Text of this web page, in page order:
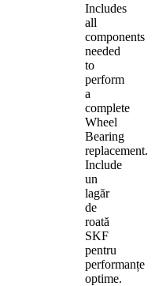
Includes
all
components
needed
to
perform
a
complete
Wheel
Bearing
replacement.
Include
un
lagăr
de
roată
SKF
pentru
performanțe
optime.